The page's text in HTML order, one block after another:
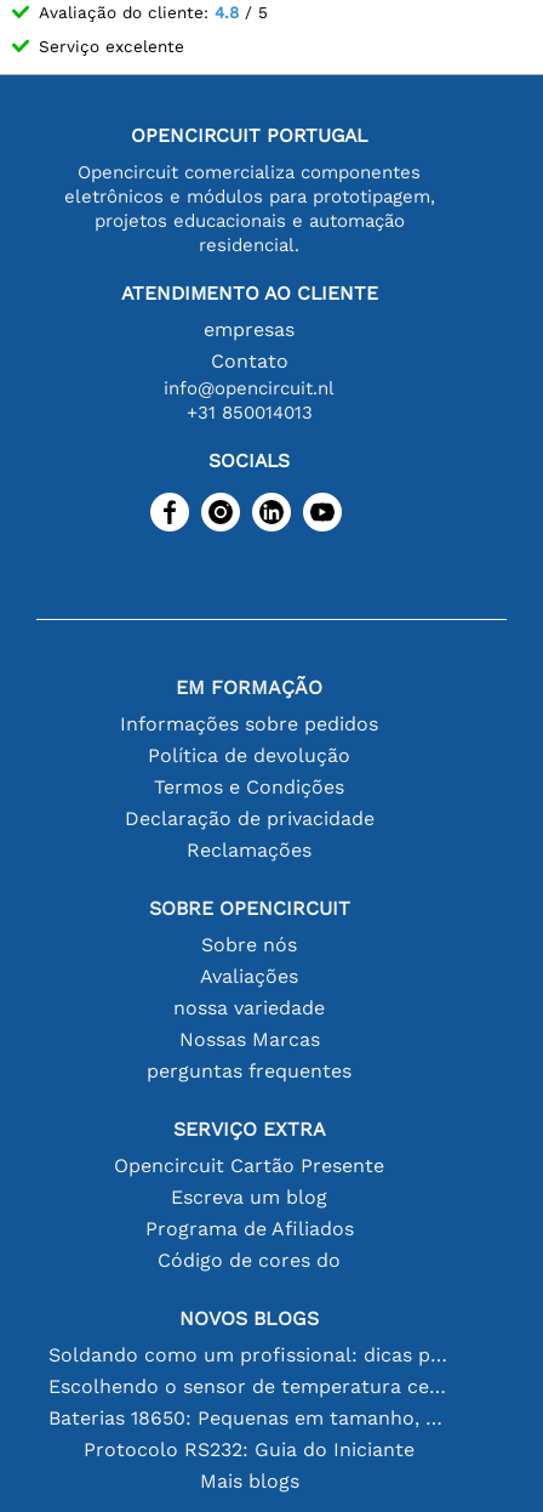
Avaliação do cliente: 4.8 / 5
Serviço excelente
OPENCIRCUIT PORTUGAL
Opencircuit comercializa componentes
eletrônicos e módulos para prototipagem,
projetos educacionais e automação
residencial.
ATENDIMENTO AO CLIENTE
empresas
Contato
info@opencircuit.nl
+31 850014013
SOCIALS
EM FORMAÇÃO
Informações sobre pedidos
Política de devolução
Termos e Condições
Declaração de privacidade
Reclamações
SOBRE OPENCIRCUIT
Sobre nós
Avaliações
nossa variedade
Nossas Marcas
perguntas frequentes
SERVIÇO EXTRA
Opencircuit Cartão Presente
Escreva um blog
Programa de Afiliados
Código de cores do
NOVOS BLOGS
Soldando como um profissional: dicas para conexões eletrônicas perfeitas
Escolhendo o sensor de temperatura certo [youtube]
Baterias 18650: Pequenas em tamanho, grandes em desempenho
Protocolo RS232: Guia do Iniciante
Mais blogs